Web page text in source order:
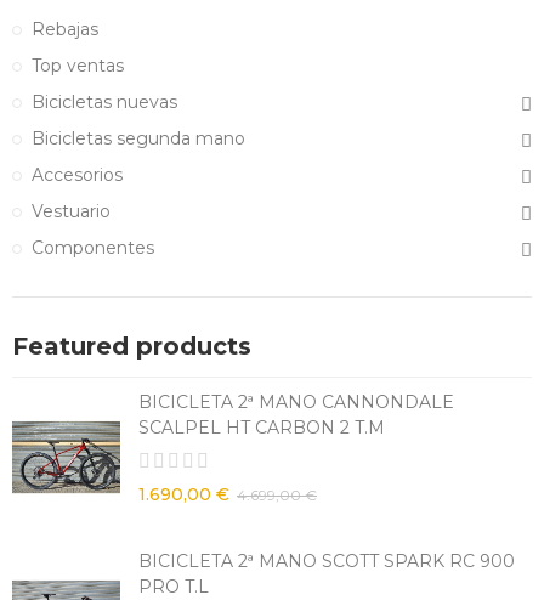
Rebajas
Top ventas
Bicicletas nuevas
Bicicletas segunda mano
Accesorios
Vestuario
Componentes
Featured products
BICICLETA 2ª MANO CANNONDALE
SCALPEL HT CARBON 2 T.M
1.690,00 € 4.699,00 €
BICICLETA 2ª MANO SCOTT SPARK RC 900
PRO T.L